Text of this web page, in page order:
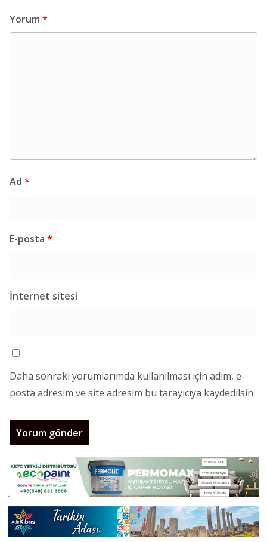
Yorum *
Ad *
E-posta *
İnternet sitesi
Daha sonraki yorumlarımda kullanılması için adım, e-
posta adresim ve site adresim bu tarayıcıya kaydedilsin.